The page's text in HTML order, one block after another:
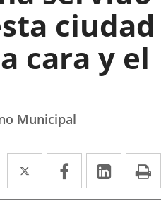
ciudad
cara y el
Municipal
Twitter
Enlace
a
Facebook
Enlace
a
Enlace
a